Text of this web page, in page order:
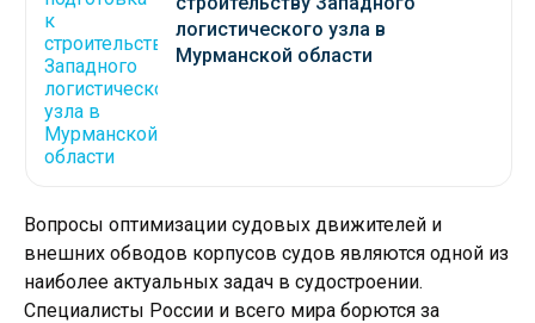
логистического узла в
Мурманской области
Вопросы оптимизации судовых движителей и
внешних обводов корпусов судов являются одной из
наиболее актуальных задач в судостроении.
Специалисты России и всего мира борются за